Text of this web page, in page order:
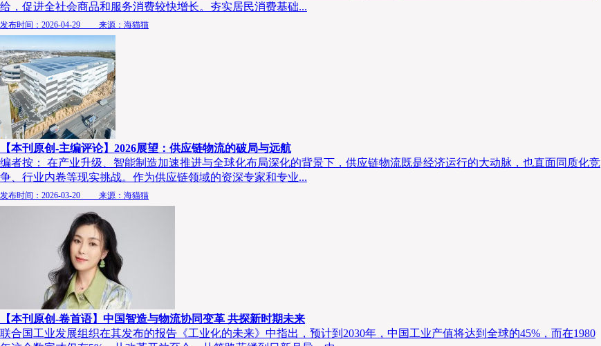
给，促进全社会商品和服务消费较快增长。夯实居民消费基础...
发布时间：2026-04-29 来源：海猫猫
【本刊原创-主编评论】2026展望：供应链物流的破局与远航
编者按： 在产业升级、智能制造加速推进与全球化布局深化的背景下，供应链物流既是经济运行的大动脉，也直面同质化竞
争、行业内卷等现实挑战。作为供应链领域的资深专家和专业...
发布时间：2026-03-20 来源：海猫猫
【本刊原创-卷首语】中国智造与物流协同变革 共探新时期未来
联合国工业发展组织在其发布的报告《工业化的未来》中指出，预计到2030年，中国工业产值将达到全球的45%，而在1980